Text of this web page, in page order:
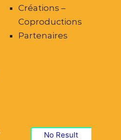
Créations –
Coproductions
Partenaires
No Result